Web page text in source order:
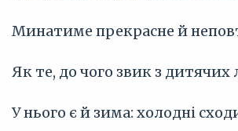
Минатиме прекрасне й
Як те, до чого звик з дитячих
У нього є й зима: холодні